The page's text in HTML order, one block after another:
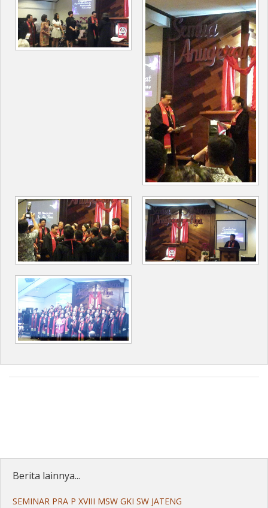
Berita lainnya...
SEMINAR PRA P XVIII MSW GKI SW JATENG